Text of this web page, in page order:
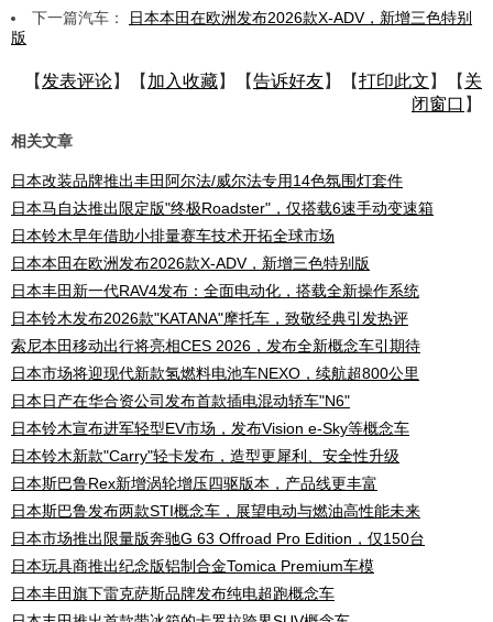
下一篇汽车：
日本本田在欧洲发布2026款X-ADV，新增三色特别
版
【 发表评论】【 加入收藏】【告诉好友】【打印此文 】【 关
闭窗口 】
相关文章
日本改装品牌推出丰田阿尔法/威尔法专用14色氛围灯套件
日本马自达推出限定版"终极Roadster"，仅搭载6速手动变速箱
日本铃木早年借助小排量赛车技术开拓全球市场
日本本田在欧洲发布2026款X-ADV，新增三色特别版
日本丰田新一代RAV4发布：全面电动化，搭载全新操作系统
日本铃木发布2026款"KATANA"摩托车，致敬经典引发热评
索尼本田移动出行将亮相CES 2026，发布全新概念车引期待
日本市场将迎现代新款氢燃料电池车NEXO，续航超800公里
日本日产在华合资公司发布首款插电混动轿车"N6"
日本铃木宣布进军轻型EV市场，发布Vision e-Sky等概念车
日本铃木新款"Carry"轻卡发布，造型更犀利、安全性升级
日本斯巴鲁Rex新增涡轮增压四驱版本，产品线更丰富
日本斯巴鲁发布两款STI概念车，展望电动与燃油高性能未来
日本市场推出限量版奔驰G 63 Offroad Pro Edition，仅150台
日本玩具商推出纪念版铝制合金Tomica Premium车模
日本丰田旗下雷克萨斯品牌发布纯电超跑概念车